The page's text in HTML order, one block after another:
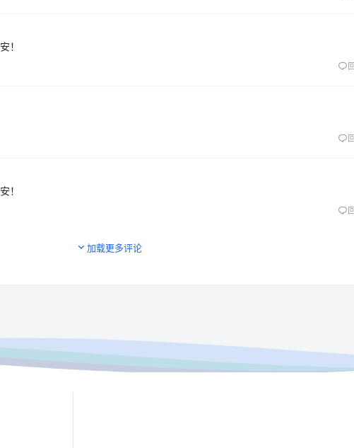
！
！
加载更多评论